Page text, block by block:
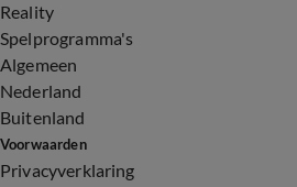
Reality
Spelprogramma's
Algemeen
Nederland
Buitenland
Voorwaarden
Privacyverklaring